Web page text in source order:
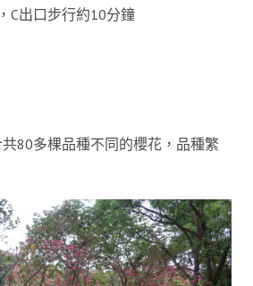
C出口步行約10分鐘
80多棵品種不同的櫻花，品種繁